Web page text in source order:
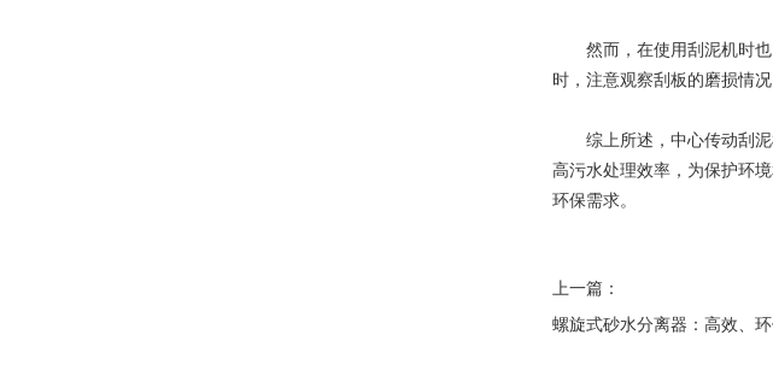
然而，在使用刮泥机时也
时，注意观察刮板的磨损情
综上所述，中心传动刮泥
高污水处理效率，为保护环
环保需求。
上一篇：
螺旋式砂水分离器：高效、